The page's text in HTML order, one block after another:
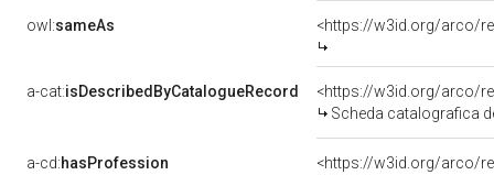
owl:sameAs <https://w3id.org/arco/
a-cat:isDescribedByCatalogueRecord
<https://w3id.org/arco/
Scheda catalografica
a-cd:hasProfession
<https://w3id.org/arco/